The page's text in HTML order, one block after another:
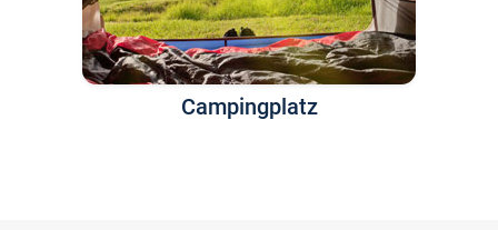
Campingplatz